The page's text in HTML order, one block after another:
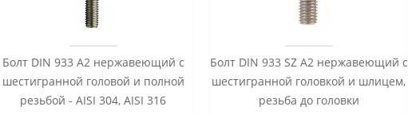
Болт DIN 933 А2 нержавеющий с
шестигранной головой и полной
резьбой - AISI 304, AISI 316
Болт DIN 933 SZ А2 нержавеющий с
шестигранной головкой и шлицем,
резьба до головки